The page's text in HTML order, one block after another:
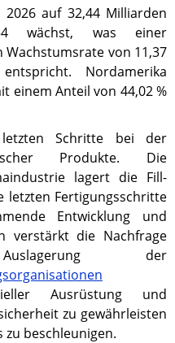
auf 32,44 Milliarden
wächst, was einer
von 11,37
Nordamerika
einem Anteil von 44,02 %
Schritte bei der
Produkte. Die
lagert die Fill-
letzten Fertigungsschritte
Entwicklung und
verstärkt die Nachfrage
der
Ausrüstung und
zu gewährleisten
beschleunigen.